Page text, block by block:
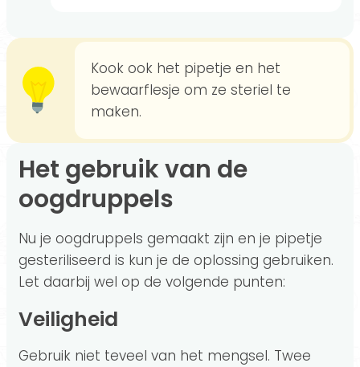
Kook ook het pipetje en het
bewaarflesje om ze steriel te
maken.
Het gebruik van de
oogdruppels
Nu je oogdruppels gemaakt zijn en je pipetje
gesteriliseerd is kun je de oplossing gebruiken.
Let daarbij wel op de volgende punten:
Veiligheid
Gebruik niet teveel van het mengsel. Twee